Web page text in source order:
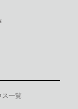
ス一覧